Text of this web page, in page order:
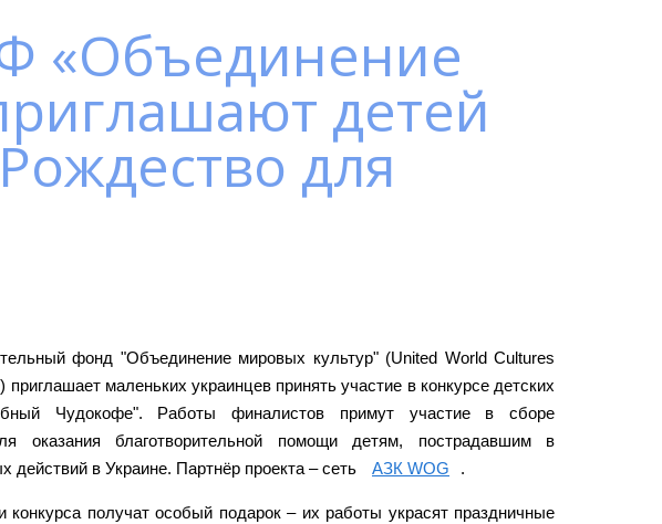
«Объединение
детей
для
фонд "Объединение мировых культур" (United World Cultures
приглашает маленьких украинцев принять участие в конкурсе детских
Чудокофе". Работы финалистов примут участие в сборе
оказания благотворительной помощи детям, пострадавшим в
действий в Украине. Партнёр проекта – сеть
АЗК WOG .
конкурса получат особый подарок – их работы украсят праздничные